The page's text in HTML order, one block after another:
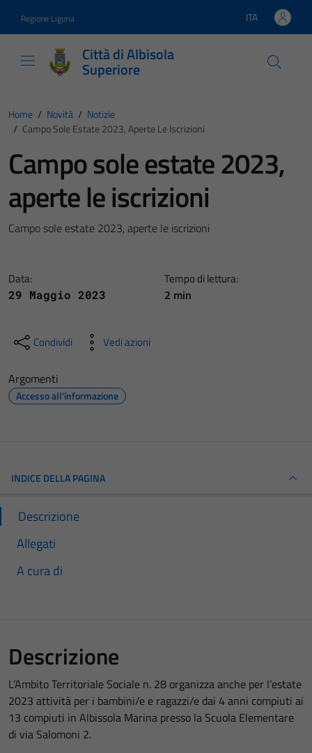
Regione Liguria Lingua attiva:
ITA
Città di Albisola
Superiore
Home / Novità / Notizie
/ Campo Sole Estate 2023, Aperte Le Iscrizioni
Campo sole estate 2023,
aperte le iscrizioni
Campo sole estate 2023, aperte le iscrizioni
Data:
29 Maggio 2023
Tempo di lettura:
2 min
Condividi Vedi azioni
Argomenti
Accesso all'informazione
INDICE DELLA PAGINA
Descrizione
Allegati
A cura di
Descrizione
L’Ambito Territoriale Sociale n. 28 organizza anche per l’estate
2023 attività per i bambini/e e ragazzi/e dai 4 anni compiuti ai
13 compiuti in Albissola Marina presso la Scuola Elementare
di via Salomoni 2.